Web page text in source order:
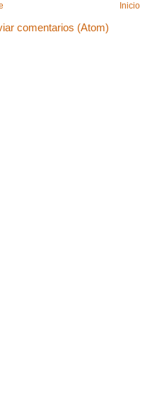
Inicio
comentarios (Atom)